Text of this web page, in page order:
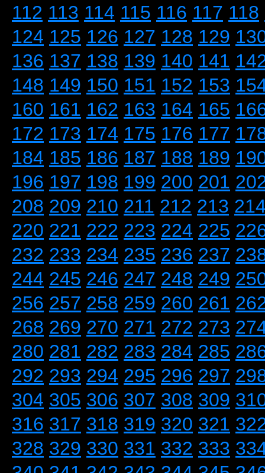
112 113 114 115 116 117 118
124 125 126 127 128 129
136 137 138 139 140 141
148 149 150 151 152 153
160 161 162 163 164 165
172 173 174 175 176 177
184 185 186 187 188 189
196 197 198 199 200 201
208 209 210 211 212 213
220 221 222 223 224 225
232 233 234 235 236 237
244 245 246 247 248 249
256 257 258 259 260 261
268 269 270 271 272 273
280 281 282 283 284 285
292 293 294 295 296 297
304 305 306 307 308 309
316 317 318 319 320 321
328 329 330 331 332 333